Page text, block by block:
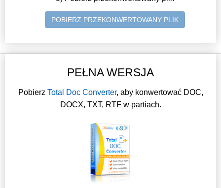
POBIERZ PRZEKONWERTOWANY PLIK
PEŁNA WERSJA
Pobierz Total Doc Converter, aby konwertować DOC,
DOCX, TXT, RTF w partiach.